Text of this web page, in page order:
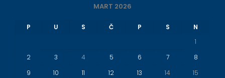
MART 2026
P U S Č P S
N
1
2
3 4 5 6 7
8
9
10 11 12 13 14
15